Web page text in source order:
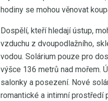
hodiny se mohou věnovat
Dospělí, kteří hledají ústup,
vzduchu z dvoupodlažního,
vodou. Solárium pouze pro
výšce 136 metrů nad mořem.
salonky a posezení. Nové
romantické a intimní prostředí